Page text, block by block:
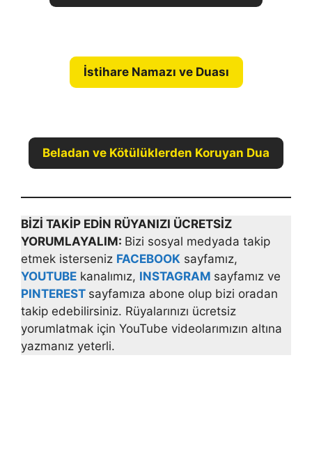
İstihare Namazı ve Duası
Beladan ve Kötülüklerden Koruyan Dua
BİZİ TAKİP EDİN RÜYANIZI ÜCRETSİZ
YORUMLAYALIM: Bizi sosyal medyada takip
etmek isterseniz FACEBOOK sayfamız,
YOUTUBE kanalımız, INSTAGRAM sayfamız ve
PINTEREST sayfamıza abone olup bizi oradan
takip edebilirsiniz. Rüyalarınızı ücretsiz
yorumlatmak için YouTube videolarımızın altına
yazmanız yeterli.